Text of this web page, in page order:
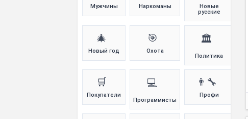
Мужчины Наркоманы
Новые
русские
🎄
Новый год
🎯
Охота
🏛️
Политика
🛒
Покупатели
💻
Программисты
👨‍🔧
Профи